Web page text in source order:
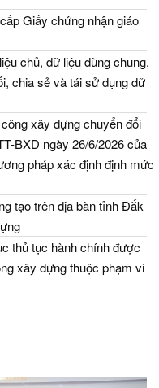
Giấy chứng nhận giáo
chủ, dữ liệu dùng chung,
chia sẻ và tái sử dụng dữ
xây dựng chuyển đổi
BXD ngày 26/6/2026 của
pháp xác định định mức
tạo trên địa bàn tỉnh Đắk
thủ tục hành chính được
xây dựng thuộc phạm vi